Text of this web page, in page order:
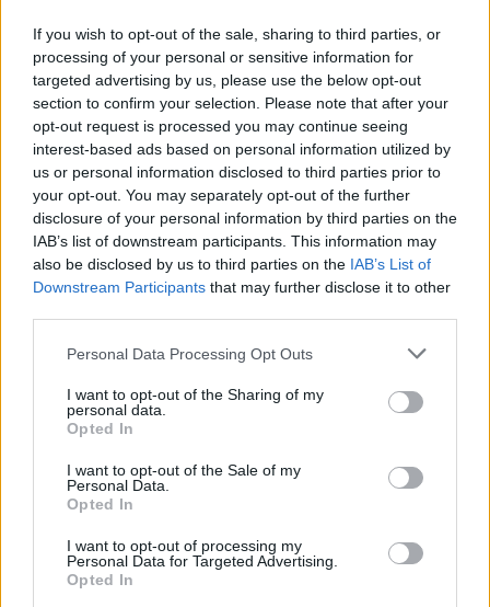
If you wish to opt-out of the sale, sharing to third parties, or
processing of your personal or sensitive information for
targeted advertising by us, please use the below opt-out
section to confirm your selection. Please note that after your
opt-out request is processed you may continue seeing
interest-based ads based on personal information utilized by
us or personal information disclosed to third parties prior to
your opt-out. You may separately opt-out of the further
disclosure of your personal information by third parties on the
IAB’s list of downstream participants. This information may
also be disclosed by us to third parties on the IAB’s List of
Downstream Participants that may further disclose it to other
Please note that this website/app uses one or more Google
not limited to your visit or usage behaviour. You may click to
grant or deny consent to Google and its third-party tags to
use your data for below specified purposes in below Google
consent section.
Personal Data Processing Opt Outs
I want to opt-out of the Sharing of my
personal data.
Opted In
I want to opt-out of the Sale of my
Personal Data.
Opted In
I want to opt-out of processing my
Personal Data for Targeted Advertising.
Opted In
E-mail cím
Feliratkozom a hírlevélre és elfogadom azadatvédelmi
szabályzatot!
FELIRATKOZÁS
LEGFRISSEBB
Megérkezett az eső a Duna vízgyűjtőjére
Megérkezett a rég várt eső a Duna vízgyűjtőjére, a folyó
centiméteres vízszintváltozások jellemzőek.
Országos hírek
KECSKEMÉTEN IS SZAKIRÁNYÚ